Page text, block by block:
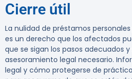
Cierre útil
La nulidad de préstamos
es un derecho que los afectados
que se sigan los pasos adecuados
asesoramiento legal necesario.
legal y cómo protegerse de